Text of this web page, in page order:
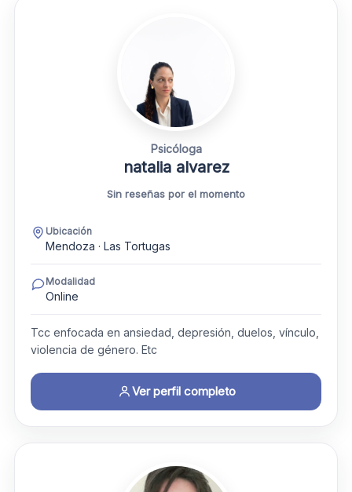
Psicóloga
natalia alvarez
Sin reseñas por el momento
Ubicación
Mendoza · Las Tortugas
Modalidad
Online
Tcc enfocada en ansiedad, depresión, duelos, vínculo,
violencia de género. Etc
Ver perfil completo